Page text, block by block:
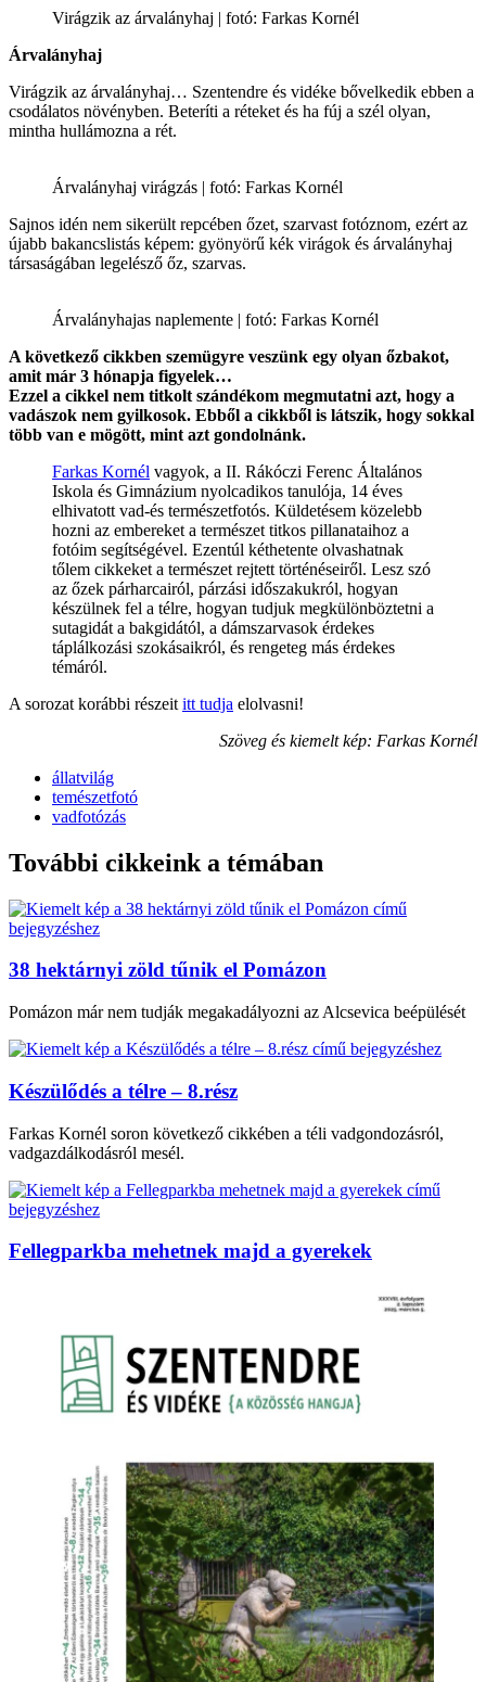
Virágzik az árvalányhaj | fotó: Farkas Kornél
Árvalányhaj
Virágzik az árvalányhaj… Szentendre és vidéke bővelkedik ebben a
csodálatos növényben. Beteríti a réteket és ha fúj a szél olyan,
mintha hullámozna a rét.
Árvalányhaj virágzás | fotó: Farkas Kornél
Sajnos idén nem sikerült repcében őzet, szarvast fotóznom, ezért az
újabb bakancslistás képem: gyönyörű kék virágok és árvalányhaj
társaságában legelésző őz, szarvas.
Árvalányhajas naplemente | fotó: Farkas Kornél
A következő cikkben szemügyre veszünk egy olyan őzbakot,
amit már 3 hónapja figyelek…
Ezzel a cikkel nem titkolt szándékom megmutatni azt, hogy a
vadászok nem gyilkosok. Ebből a cikkből is látszik, hogy sokkal
több van e mögött, mint azt gondolnánk.
Farkas Kornél vagyok, a II. Rákóczi Ferenc Általános
Iskola és Gimnázium nyolcadikos tanulója, 14 éves
elhivatott vad-és természetfotós. Küldetésem közelebb
hozni az embereket a természet titkos pillanataihoz a
fotóim segítségével. Ezentúl kéthetente olvashatnak
tőlem cikkeket a természet rejtett történéseiről. Lesz szó
az őzek párharcairól, párzási időszakukról, hogyan
készülnek fel a télre, hogyan tudjuk megkülönböztetni a
sutagidát a bakgidától, a dámszarvasok érdekes
táplálkozási szokásaikról, és rengeteg más érdekes
témáról.
A sorozat korábbi részeit itt tudja elolvasni!
Szöveg és kiemelt kép: Farkas Kornél
állatvilág
temészetfotó
vadfotózás
További cikkeink a témában
38 hektárnyi zöld tűnik el Pomázon
Pomázon már nem tudják megakadályozni az Alcsevica beépülését
Készülődés a télre – 8.rész
Farkas Kornél soron következő cikkében a téli vadgondozásról,
vadgazdálkodásról mesél.
Fellegparkba mehetnek majd a gyerekek